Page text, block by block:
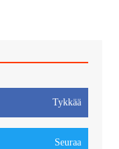
Tykkää
Seuraa